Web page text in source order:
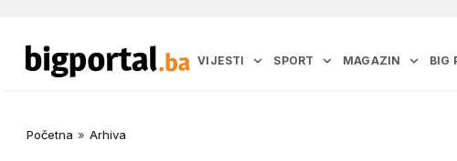
VIJESTI SPORT MAGAZIN BIG
Početna » Arhiva